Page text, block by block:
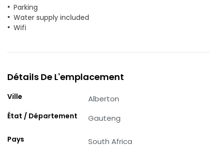
Parking
Water supply included
Wifi
Détails De L'emplacement
Ville Alberton
État / Département Gauteng
Pays South Africa